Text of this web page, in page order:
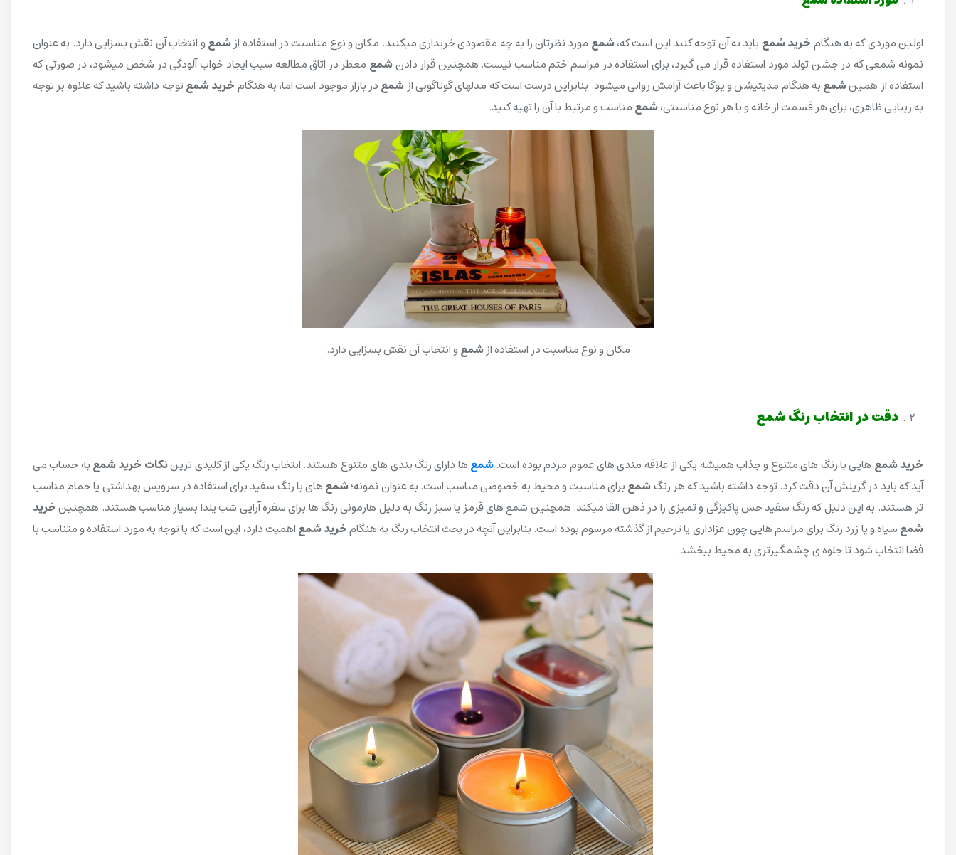
اولین موردی که به هنگامخرید شمع باید به آن توجه کنید این است که،شمع مورد نظرتان را به چه مقصودی خریداری میکنید. مکان و نوع مناسبت در استفاده ازشمعو انتخاب آن نقش بسزایی دارد. به عنوان
نمونه شمعی که در جشن تولد مورد استفاده قرار می گیرد، برای استفاده در مراسم ختم مناسب نیست. همچنین قرار دادنشمع معطر در اتاق مطالعه سبب ایجاد خواب آلودگی در شخص میشود، در صورتی که
استفاده از همینشمعبه هنگام مدیتیشن و یوگا باعث آرامش روانی میشود. بنابراین درست است که مدلهای گوناگونی ازشمعدر بازار موجود است اما، به هنگامخرید شمعتوجه داشته باشید که علاوه بر توجه
به زیبایی ظاهری، برای هر قسمت از خانه و یا هر نوع مناسبتی،شمعمناسب و مرتبط با آن را تهیه کنید.
مکان و نوع مناسبت در استفاده ازشمعو انتخاب آن نقش بسزایی دارد.
دقت در انتخاب رنگشمع
خرید شمع هایی با رنگ های متنوع و جذاب همیشه یکی از علاقه مندی های عموم مردم بوده است.شمعها دارای رنگ بندی های متنوع هستند. انتخاب رنگ یکی از کلیدی تریننکات خرید شمعبه حساب می
آید که باید در گزینش آن دقت کرد. توجه داشته باشید که هر رنگشمعبرای مناسبت و محیط به خصوصی مناسب است. به عنوان نمونه؛شمعهای با رنگ سفید برای استفاده در سرویس بهداشتی یا حمام مناسب
تر هستند. به این دلیل که رنگ سفید حس پاکیزگی و تمیزی را در ذهن القا میکند. همچنین شمع های قرمز یا سبز رنگ به دلیل هارمونی رنگ ها برای سفره آرایی شب یلدا بسیار مناسب هستند. همچنینخرید
شمعسیاه و یا زرد رنگ برای مراسم هایی چون عزاداری یا ترحیم از گذشته مرسوم بوده است. بنابراین آنچه در بحث انتخاب رنگ به هنگامخرید شمعاهمیت دارد، این است که با توجه به مورد استفاده و متناسب با
فضا انتخاب شود تا جلوه ی چشمگیرتری به محیط ببخشد.